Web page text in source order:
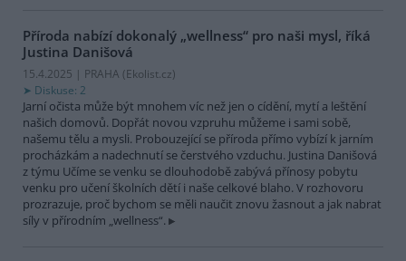
Příroda nabízí dokonalý „wellness“ pro naši mysl, říká
Justina Danišová
15.4.2025 | PRAHA (Ekolist.cz)
Diskuse: 2
Jarní očista může být mnohem víc než jen o cídění, mytí a leštění
našich domovů. Dopřát novou vzpruhu můžeme i sami sobě,
našemu tělu a mysli. Probouzející se příroda přímo vybízí k jarním
procházkám a nadechnutí se čerstvého vzduchu. Justina Danišová
z týmu Učíme se venku se dlouhodobě zabývá přínosy pobytu
venku pro učení školních dětí i naše celkové blaho. V rozhovoru
prozrazuje, proč bychom se měli naučit znovu žasnout a jak nabrat
síly v přírodním „wellness“.